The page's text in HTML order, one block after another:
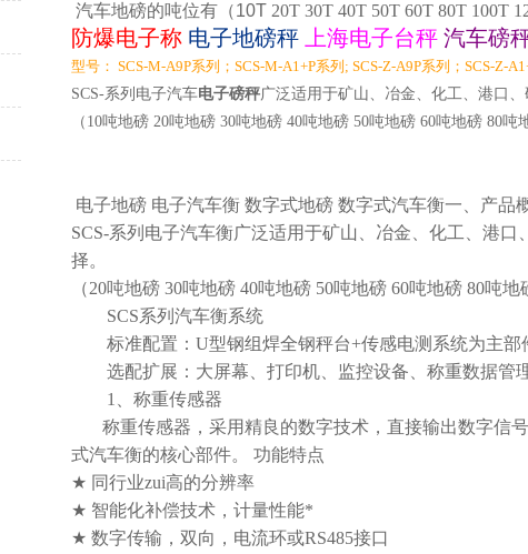
汽车地磅的吨位有（10T 20T 30T 40T 50T 60T 80T 100T
防爆电子称 电子地磅秤 上海电子台秤 汽车磅
型号： SCS-M-A9P系列；SCS-M-A1+P系列; SCS-Z-A9P系列；SCS-Z-
SCS-系列电子汽车电子磅秤广泛适用于矿山、冶金、化工、港口
（10吨地磅 20吨地磅 30吨地磅 40吨地磅 50吨地磅 60吨地磅 80吨
电子地磅 电子汽车衡 数字式地磅 数字式汽车衡一、产品
SCS-系列电子汽车衡广泛适用于矿山、冶金、化工、港
择。
（20吨地磅 30吨地磅 40吨地磅 50吨地磅 60吨地磅 80吨地
SCS系列汽车衡系统
标准配置： U型钢组焊全钢秤台+传感电测系统为主部
选配扩展：大屏幕、打印机、监控设备、称重数据管
1
、称重传感器
称重传感器，采用精良的数字技术，直接输出数字信
式汽车衡的核心部件。
功能特点
★ 同行业zui高的分辨率
★ 智能化补偿技术，计量性能*
★ 数字传输，双向，电流环或RS485接口